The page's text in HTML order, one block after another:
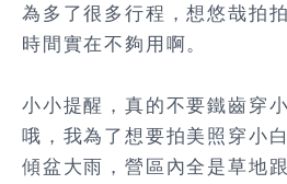
為多了很多行程，想悠哉拍
時間實在不夠用啊。
小小提醒，真的不要鐵齒穿
哦，我為了想要拍美照穿小
傾盆大雨，營區內全是草地